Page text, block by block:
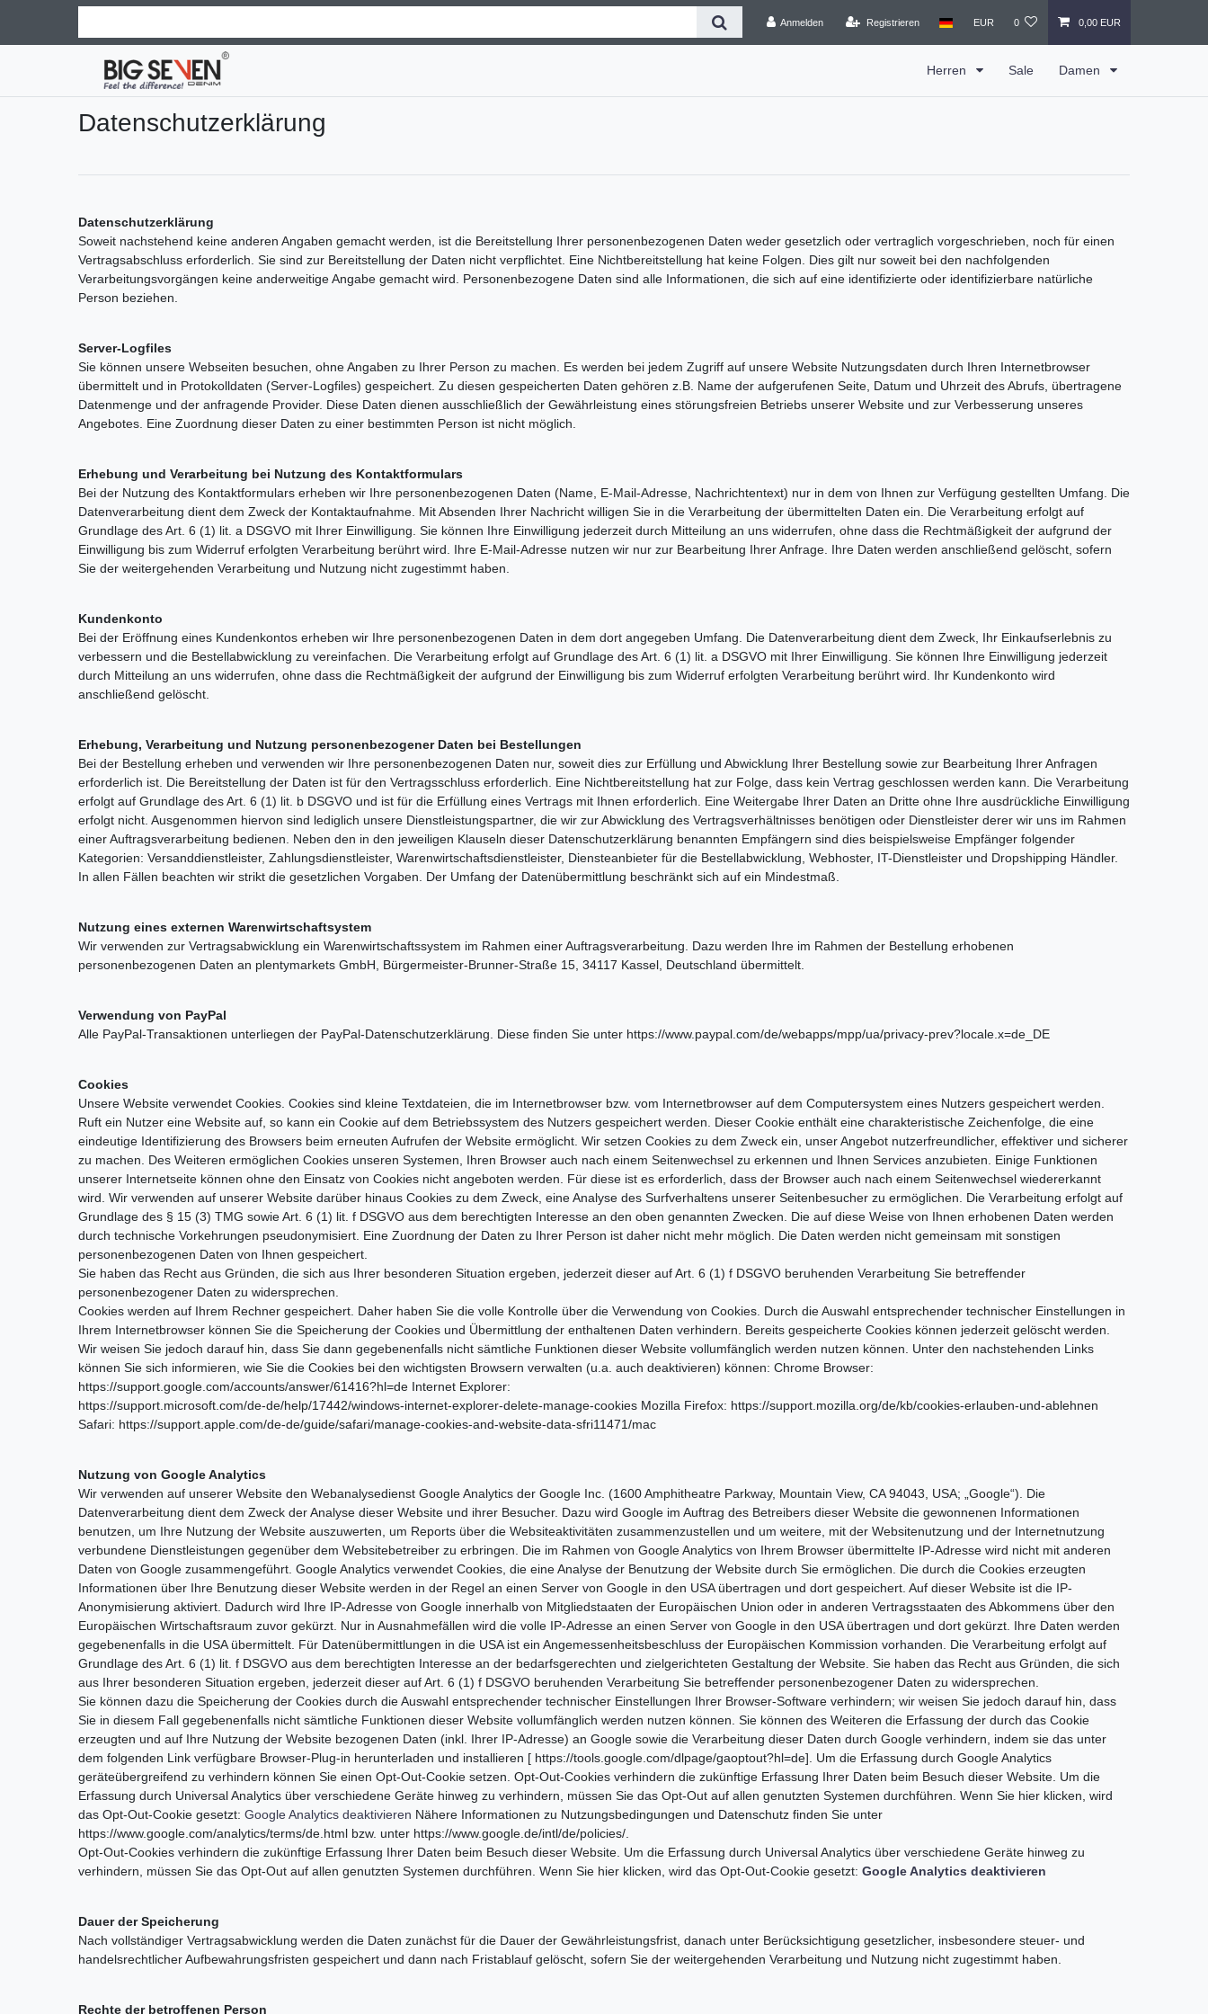
Anmelden Registrieren EUR 0 0,00 EUR
Herren Sale Damen
Daten­schutz­erklärung
Datenschutzerklärung
Soweit nachstehend keine anderen Angaben gemacht werden, ist die Bereitstellung Ihrer personenbezogenen Daten weder gesetzlich oder vertraglich vorgeschrieben, noch für einen
Vertragsabschluss erforderlich. Sie sind zur Bereitstellung der Daten nicht verpflichtet. Eine Nichtbereitstellung hat keine Folgen. Dies gilt nur soweit bei den nachfolgenden
Verarbeitungsvorgängen keine anderweitige Angabe gemacht wird. Personenbezogene Daten sind alle Informationen, die sich auf eine identifizierte oder identifizierbare natürliche
Person beziehen.
Server-Logfiles
Sie können unsere Webseiten besuchen, ohne Angaben zu Ihrer Person zu machen. Es werden bei jedem Zugriff auf unsere Website Nutzungsdaten durch Ihren Internetbrowser
übermittelt und in Protokolldaten (Server-Logfiles) gespeichert. Zu diesen gespeicherten Daten gehören z.B. Name der aufgerufenen Seite, Datum und Uhrzeit des Abrufs, übertragene
Datenmenge und der anfragende Provider. Diese Daten dienen ausschließlich der Gewährleistung eines störungsfreien Betriebs unserer Website und zur Verbesserung unseres
Angebotes. Eine Zuordnung dieser Daten zu einer bestimmten Person ist nicht möglich.
Erhebung und Verarbeitung bei Nutzung des Kontaktformulars
Bei der Nutzung des Kontaktformulars erheben wir Ihre personenbezogenen Daten (Name, E-Mail-Adresse, Nachrichtentext) nur in dem von Ihnen zur Verfügung gestellten Umfang. Die
Datenverarbeitung dient dem Zweck der Kontaktaufnahme. Mit Absenden Ihrer Nachricht willigen Sie in die Verarbeitung der übermittelten Daten ein. Die Verarbeitung erfolgt auf
Grundlage des Art. 6 (1) lit. a DSGVO mit Ihrer Einwilligung. Sie können Ihre Einwilligung jederzeit durch Mitteilung an uns widerrufen, ohne dass die Rechtmäßigkeit der aufgrund der
Einwilligung bis zum Widerruf erfolgten Verarbeitung berührt wird. Ihre E-Mail-Adresse nutzen wir nur zur Bearbeitung Ihrer Anfrage. Ihre Daten werden anschließend gelöscht, sofern
Sie der weitergehenden Verarbeitung und Nutzung nicht zugestimmt haben.
Kundenkonto
Bei der Eröffnung eines Kundenkontos erheben wir Ihre personenbezogenen Daten in dem dort angegeben Umfang. Die Datenverarbeitung dient dem Zweck, Ihr Einkaufserlebnis zu
verbessern und die Bestellabwicklung zu vereinfachen. Die Verarbeitung erfolgt auf Grundlage des Art. 6 (1) lit. a DSGVO mit Ihrer Einwilligung. Sie können Ihre Einwilligung jederzeit
durch Mitteilung an uns widerrufen, ohne dass die Rechtmäßigkeit der aufgrund der Einwilligung bis zum Widerruf erfolgten Verarbeitung berührt wird. Ihr Kundenkonto wird
anschließend gelöscht.
Erhebung, Verarbeitung und Nutzung personenbezogener Daten bei Bestellungen
Bei der Bestellung erheben und verwenden wir Ihre personenbezogenen Daten nur, soweit dies zur Erfüllung und Abwicklung Ihrer Bestellung sowie zur Bearbeitung Ihrer Anfragen
erforderlich ist. Die Bereitstellung der Daten ist für den Vertragsschluss erforderlich. Eine Nichtbereitstellung hat zur Folge, dass kein Vertrag geschlossen werden kann. Die Verarbeitung
erfolgt auf Grundlage des Art. 6 (1) lit. b DSGVO und ist für die Erfüllung eines Vertrags mit Ihnen erforderlich. Eine Weitergabe Ihrer Daten an Dritte ohne Ihre ausdrückliche Einwilligung
erfolgt nicht. Ausgenommen hiervon sind lediglich unsere Dienstleistungspartner, die wir zur Abwicklung des Vertragsverhältnisses benötigen oder Dienstleister derer wir uns im Rahmen
einer Auftragsverarbeitung bedienen. Neben den in den jeweiligen Klauseln dieser Datenschutzerklärung benannten Empfängern sind dies beispielsweise Empfänger folgender
Kategorien: Versanddienstleister, Zahlungsdienstleister, Warenwirtschaftsdienstleister, Diensteanbieter für die Bestellabwicklung, Webhoster, IT-Dienstleister und Dropshipping Händler.
In allen Fällen beachten wir strikt die gesetzlichen Vorgaben. Der Umfang der Datenübermittlung beschränkt sich auf ein Mindestmaß.
Nutzung eines externen Warenwirtschaftsystem
Wir verwenden zur Vertragsabwicklung ein Warenwirtschaftssystem im Rahmen einer Auftragsverarbeitung. Dazu werden Ihre im Rahmen der Bestellung erhobenen
personenbezogenen Daten an plentymarkets GmbH, Bürgermeister-Brunner-Straße 15, 34117 Kassel, Deutschland übermittelt.
Verwendung von PayPal
Alle PayPal-Transaktionen unterliegen der PayPal-Datenschutzerklärung. Diese finden Sie unter https://www.paypal.com/de/webapps/mpp/ua/privacy-prev?locale.x=de_DE
Cookies
Unsere Website verwendet Cookies. Cookies sind kleine Textdateien, die im Internetbrowser bzw. vom Internetbrowser auf dem Computersystem eines Nutzers gespeichert werden.
Ruft ein Nutzer eine Website auf, so kann ein Cookie auf dem Betriebssystem des Nutzers gespeichert werden. Dieser Cookie enthält eine charakteristische Zeichenfolge, die eine
eindeutige Identifizierung des Browsers beim erneuten Aufrufen der Website ermöglicht. Wir setzen Cookies zu dem Zweck ein, unser Angebot nutzerfreundlicher, effektiver und sicherer
zu machen. Des Weiteren ermöglichen Cookies unseren Systemen, Ihren Browser auch nach einem Seitenwechsel zu erkennen und Ihnen Services anzubieten. Einige Funktionen
unserer Internetseite können ohne den Einsatz von Cookies nicht angeboten werden. Für diese ist es erforderlich, dass der Browser auch nach einem Seitenwechsel wiedererkannt
wird. Wir verwenden auf unserer Website darüber hinaus Cookies zu dem Zweck, eine Analyse des Surfverhaltens unserer Seitenbesucher zu ermöglichen. Die Verarbeitung erfolgt auf
Grundlage des § 15 (3) TMG sowie Art. 6 (1) lit. f DSGVO aus dem berechtigten Interesse an den oben genannten Zwecken. Die auf diese Weise von Ihnen erhobenen Daten werden
durch technische Vorkehrungen pseudonymisiert. Eine Zuordnung der Daten zu Ihrer Person ist daher nicht mehr möglich. Die Daten werden nicht gemeinsam mit sonstigen
personenbezogenen Daten von Ihnen gespeichert.
Sie haben das Recht aus Gründen, die sich aus Ihrer besonderen Situation ergeben, jederzeit dieser auf Art. 6 (1) f DSGVO beruhenden Verarbeitung Sie betreffender
personenbezogener Daten zu widersprechen.
Cookies werden auf Ihrem Rechner gespeichert. Daher haben Sie die volle Kontrolle über die Verwendung von Cookies. Durch die Auswahl entsprechender technischer Einstellungen in
Ihrem Internetbrowser können Sie die Speicherung der Cookies und Übermittlung der enthaltenen Daten verhindern. Bereits gespeicherte Cookies können jederzeit gelöscht werden.
Wir weisen Sie jedoch darauf hin, dass Sie dann gegebenenfalls nicht sämtliche Funktionen dieser Website vollumfänglich werden nutzen können. Unter den nachstehenden Links
können Sie sich informieren, wie Sie die Cookies bei den wichtigsten Browsern verwalten (u.a. auch deaktivieren) können: Chrome Browser:
https://support.google.com/accounts/answer/61416?hl=de Internet Explorer:
https://support.microsoft.com/de-de/help/17442/windows-internet-explorer-delete-manage-cookies Mozilla Firefox: https://support.mozilla.org/de/kb/cookies-erlauben-und-ablehnen
Safari: https://support.apple.com/de-de/guide/safari/manage-cookies-and-website-data-sfri11471/mac
Nutzung von Google Analytics
Wir verwenden auf unserer Website den Webanalysedienst Google Analytics der Google Inc. (1600 Amphitheatre Parkway, Mountain View, CA 94043, USA; „Google“). Die
Datenverarbeitung dient dem Zweck der Analyse dieser Website und ihrer Besucher. Dazu wird Google im Auftrag des Betreibers dieser Website die gewonnenen Informationen
benutzen, um Ihre Nutzung der Website auszuwerten, um Reports über die Websiteaktivitäten zusammenzustellen und um weitere, mit der Websitenutzung und der Internetnutzung
verbundene Dienstleistungen gegenüber dem Websitebetreiber zu erbringen. Die im Rahmen von Google Analytics von Ihrem Browser übermittelte IP-Adresse wird nicht mit anderen
Daten von Google zusammengeführt. Google Analytics verwendet Cookies, die eine Analyse der Benutzung der Website durch Sie ermöglichen. Die durch die Cookies erzeugten
Informationen über Ihre Benutzung dieser Website werden in der Regel an einen Server von Google in den USA übertragen und dort gespeichert. Auf dieser Website ist die IP-
Anonymisierung aktiviert. Dadurch wird Ihre IP-Adresse von Google innerhalb von Mitgliedstaaten der Europäischen Union oder in anderen Vertragsstaaten des Abkommens über den
Europäischen Wirtschaftsraum zuvor gekürzt. Nur in Ausnahmefällen wird die volle IP-Adresse an einen Server von Google in den USA übertragen und dort gekürzt. Ihre Daten werden
gegebenenfalls in die USA übermittelt. Für Datenübermittlungen in die USA ist ein Angemessenheitsbeschluss der Europäischen Kommission vorhanden. Die Verarbeitung erfolgt auf
Grundlage des Art. 6 (1) lit. f DSGVO aus dem berechtigten Interesse an der bedarfsgerechten und zielgerichteten Gestaltung der Website. Sie haben das Recht aus Gründen, die sich
aus Ihrer besonderen Situation ergeben, jederzeit dieser auf Art. 6 (1) f DSGVO beruhenden Verarbeitung Sie betreffender personenbezogener Daten zu widersprechen.
Sie können dazu die Speicherung der Cookies durch die Auswahl entsprechender technischer Einstellungen Ihrer Browser-Software verhindern; wir weisen Sie jedoch darauf hin, dass
Sie in diesem Fall gegebenenfalls nicht sämtliche Funktionen dieser Website vollumfänglich werden nutzen können. Sie können des Weiteren die Erfassung der durch das Cookie
erzeugten und auf Ihre Nutzung der Website bezogenen Daten (inkl. Ihrer IP-Adresse) an Google sowie die Verarbeitung dieser Daten durch Google verhindern, indem sie das unter
dem folgenden Link verfügbare Browser-Plug-in herunterladen und installieren [ https://tools.google.com/dlpage/gaoptout?hl=de]. Um die Erfassung durch Google Analytics
geräteübergreifend zu verhindern können Sie einen Opt-Out-Cookie setzen. Opt-Out-Cookies verhindern die zukünftige Erfassung Ihrer Daten beim Besuch dieser Website. Um die
Erfassung durch Universal Analytics über verschiedene Geräte hinweg zu verhindern, müssen Sie das Opt-Out auf allen genutzten Systemen durchführen. Wenn Sie hier klicken, wird
das Opt-Out-Cookie gesetzt: Google Analytics deaktivieren Nähere Informationen zu Nutzungsbedingungen und Datenschutz finden Sie unter
https://www.google.com/analytics/terms/de.html bzw. unter https://www.google.de/intl/de/policies/.
Opt-Out-Cookies verhindern die zukünftige Erfassung Ihrer Daten beim Besuch dieser Website. Um die Erfassung durch Universal Analytics über verschiedene Geräte hinweg zu
verhindern, müssen Sie das Opt-Out auf allen genutzten Systemen durchführen. Wenn Sie hier klicken, wird das Opt-Out-Cookie gesetzt: Google Analytics deaktivieren
Dauer der Speicherung
Nach vollständiger Vertragsabwicklung werden die Daten zunächst für die Dauer der Gewährleistungsfrist, danach unter Berücksichtigung gesetzlicher, insbesondere steuer- und
handelsrechtlicher Aufbewahrungsfristen gespeichert und dann nach Fristablauf gelöscht, sofern Sie der weitergehenden Verarbeitung und Nutzung nicht zugestimmt haben.
Rechte der betroffenen Person